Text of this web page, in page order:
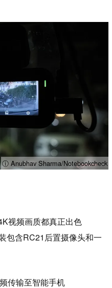
ⓘ Anubhav Sharma/Notebookcheck
视频画质都真正出色
包含RC21后置摄像头和一
传输至智能手机